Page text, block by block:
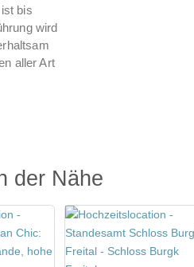
bis
wird
aller Art
der Nähe